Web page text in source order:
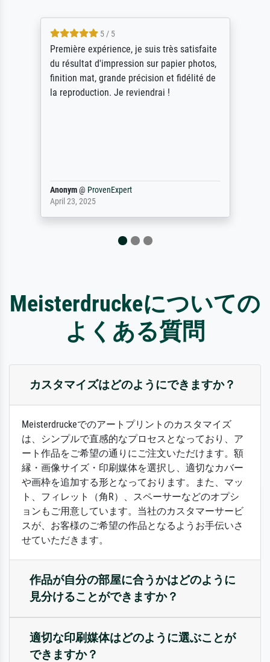
ik beoordeel Meisterdrucke zeer positief.
Door de 69505 beschikbare kunstenaars
scrollen is echter onbegonnen werk (na
stoppen begint het weer van voor af aan).
philip@ProvenExpert
September 23, 2025
Meisterdruckeについての
よくある質問
カスタマイズはどのようにできますか？
Meisterdruckeでのアートプリントのカスタマイズ
は、シンプルで直感的なプロセスとなっており、ア
ート作品をご希望の通りにご注文いただけます。額
縁・画像サイズ・印刷媒体を選択し、適切なカバー
や画枠を追加する形となっております。また、マッ
ト、フィレット（角R）、スペーサーなどのオプシ
ョンもご用意しています。当社のカスタマーサービ
スが、お客様のご希望の作品となるようお手伝いさ
せていただきます。
作品が自分の部屋に合うかはどのように
見分けることができますか？
適切な印刷媒体はどのように選ぶことが
できますか？